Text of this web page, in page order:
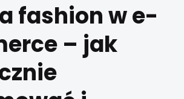
fashion w e-
– jak